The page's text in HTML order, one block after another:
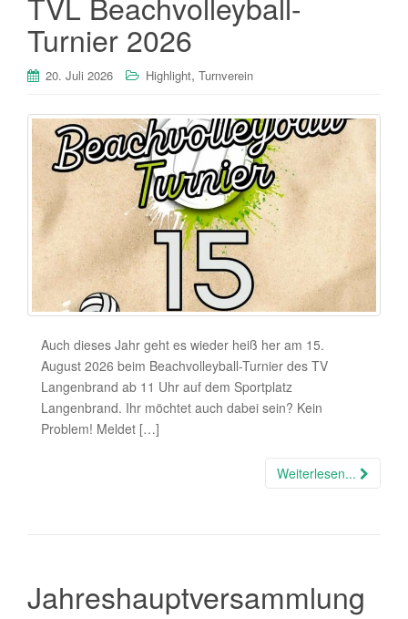
Turnier 2026
20. Juli 2026 Highlight, Turnverein
Auch dieses Jahr geht es wieder heiß her am 15.
August 2026 beim Beachvolleyball-Turnier des TV
Langenbrand ab 11 Uhr auf dem Sportplatz
Langenbrand. Ihr möchtet auch dabei sein? Kein
Problem! Meldet […]
Weiterlesen...
Jahreshauptversammlung